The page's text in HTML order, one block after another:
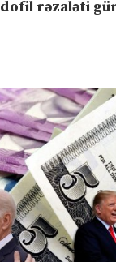
rəzaləti